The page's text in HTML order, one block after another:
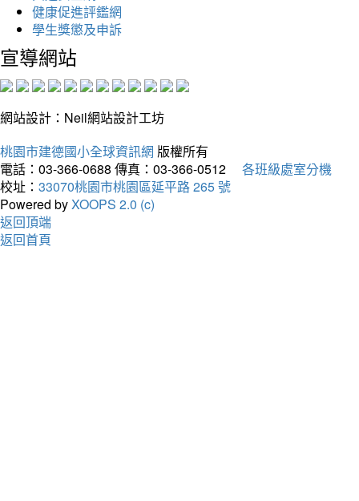
健康促進評鑑網
學生獎懲及申訴
宣導網站
網站設計：Neil網站設計工坊
桃園市建德國小全球資訊網 版權所有
電話：03-366-0688 傳真：03-366-0512
各班級處室分機
校址： 33070桃園市桃園區延平路 265 號
Powered byXOOPS 2.0 (c)
返回頂端
返回首頁